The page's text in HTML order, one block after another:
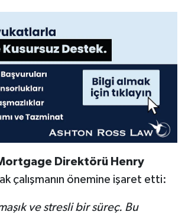
Direktörü Henry
çalışmanın önemine işaret etti:
ve stresli bir süreç. Bu